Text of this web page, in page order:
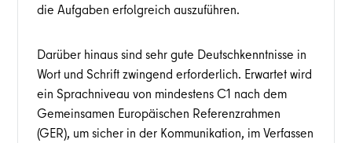
die Aufgaben erfolgreich auszuführen.
Darüber hinaus sind sehr gute Deutschkenntnisse in
Wort und Schrift zwingend erforderlich. Erwartet wird
ein Sprachniveau von mindestens C1 nach dem
Gemeinsamen Europäischen Referenzrahmen
(GER), um sicher in der Kommunikation, im Verfassen